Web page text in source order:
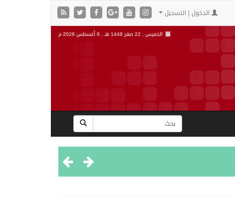
الدخول | التسجيل
الخميس , 22 صفر 1448 هـ , 6 أغسطس 2026 م